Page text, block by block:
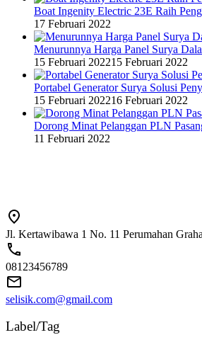
Boat Ingenity Electric 23E Raih
17 Februari 2022
Menurunnya Harga Panel Surya
15 Februari 202215 Februari 2022
Portabel Generator Surya Solusi
15 Februari 202216 Februari 2022
Dorong Minat Pelanggan PLN
11 Februari 2022
Jl. Kertawibawa 1 No. 11 Perumahan
08123456789
selisik.com@gmail.com
Label/Tag